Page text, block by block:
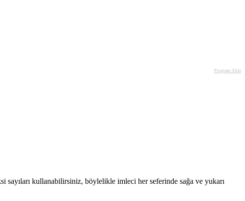
Program Ekle
sayıları kullanabilirsiniz, böylelikle imleci her seferinde sağa ve yukarı